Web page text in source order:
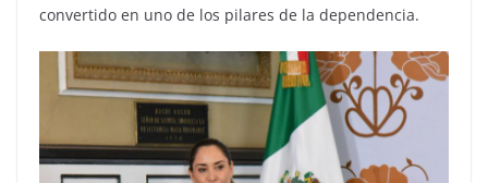
convertido en uno de los pilares de la dependencia.